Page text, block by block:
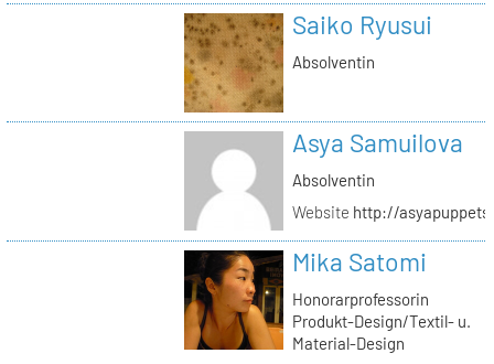
Saiko Ryusui
Absolventin
Asya Samuilova
Absolventin
Website http://
Mika Satomi
Honorarprofessorin
Produkt-Design/Textil- u.
Material-Design